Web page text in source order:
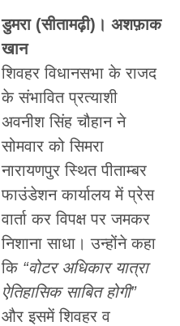
डुमरा (सीतामढ़ी)। अशफ़ाक
खान
शिवहर विधानसभा के राजद
के संभावित प्रत्याशी
अवनीश सिंह चौहान ने
सोमवार को सिमरा
नारायणपुर स्थित पीताम्बर
फाउंडेशन कार्यालय में प्रेस
वार्ता कर विपक्ष पर जमकर
निशाना साधा। उन्होंने कहा
कि “वोटर अधिकार यात्रा
ऐतिहासिक साबित होगी”
और इसमें शिवहर व